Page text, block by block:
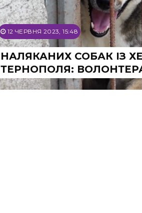
12 ЧЕРВНЯ 2023, 15:48
НАЛЯКАНИХ СОБАК ІЗ
ТЕРНОПОЛЯ: